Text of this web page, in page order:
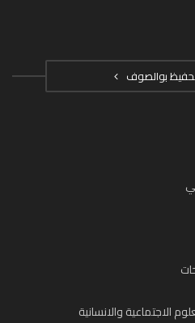
بوالصوف
الاجتماعية والانسانية